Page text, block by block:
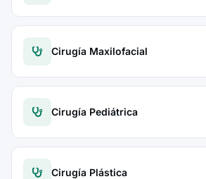
Cirugía Maxilofacial
Cirugía Pediátrica
Cirugía Plástica